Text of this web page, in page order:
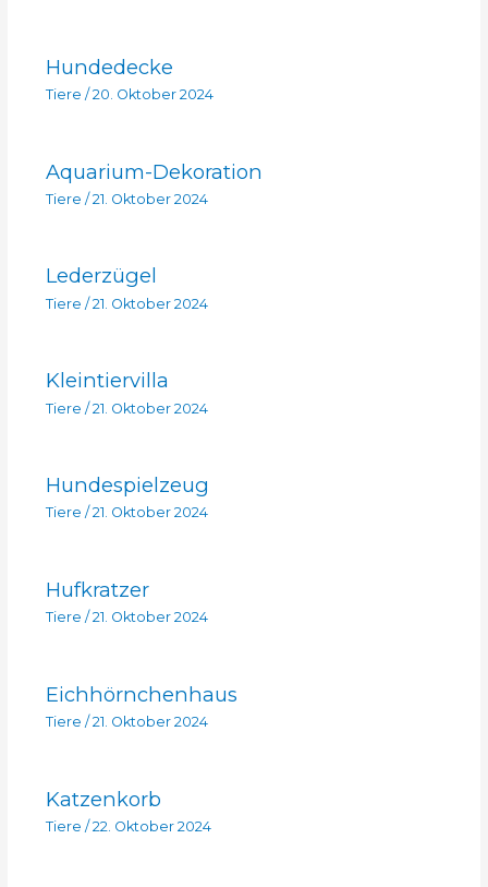
Hundedecke
Tiere / 20. Oktober 2024
Aquarium-Dekoration
Tiere / 21. Oktober 2024
Lederzügel
Tiere / 21. Oktober 2024
Kleintiervilla
Tiere /21. Oktober 2024
Hundespielzeug
Tiere / 21. Oktober 2024
Hufkratzer
Tiere / 21. Oktober 2024
Eichhörnchenhaus
Tiere / 21. Oktober 2024
Katzenkorb
Tiere / 22. Oktober 2024